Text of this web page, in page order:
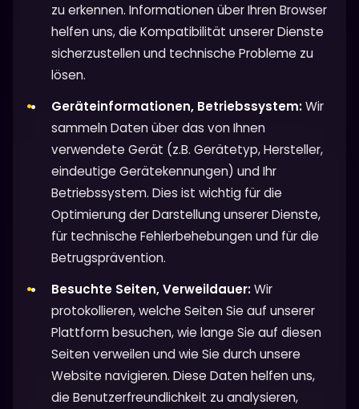
zu erkennen. Informationen über Ihren Browser
helfen uns, die Kompatibilität unserer Dienste
sicherzustellen und technische Probleme zu
lösen.
Geräteinformationen, Betriebssystem:Wir
sammeln Daten über das von Ihnen
verwendete Gerät (z.B. Gerätetyp, Hersteller,
eindeutige Gerätekennungen) und Ihr
Betriebssystem. Dies ist wichtig für die
Optimierung der Darstellung unserer Dienste,
für technische Fehlerbehebungen und für die
Betrugsprävention.
Besuchte Seiten, Verweildauer:Wir
protokollieren, welche Seiten Sie auf unserer
Plattform besuchen, wie lange Sie auf diesen
Seiten verweilen und wie Sie durch unsere
Website navigieren. Diese Daten helfen uns,
die Benutzerfreundlichkeit zu analysieren,